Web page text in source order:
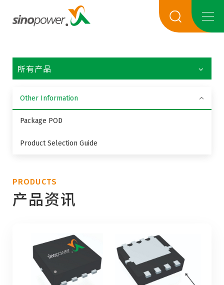
所有产品
Other Information
Package POD
Product Selection Guide
PRODUCTS
产品资讯